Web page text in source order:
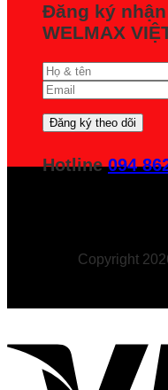
Đăng ký
WELMAX
Hotline 094
Copyright